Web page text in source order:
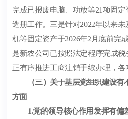
完成已报废电脑、功放等21项固定
造册工作。三是针对2022年以来未
机等固定资产于2026年2 月底前完
是新农公司已按照法定程序完成
正有序推进工商注销手续办理，各
（三）关于基层党组织建设
方面
1.党的领导核心作用发挥有偏